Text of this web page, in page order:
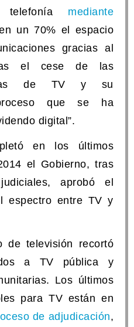
telefonía mediante
un 70% el espacio
gracias al
el cese de las
de TV y su
que se ha
digital”.
en los últimos
el Gobierno, tras
aprobó el
espectro entre TV y
de televisión recortó
a TV pública y
Los últimos
para TV están en
de adjudicación,